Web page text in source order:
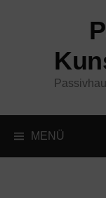
MENÜ